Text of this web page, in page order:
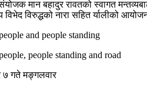
मान बहादुर रावतको स्वागत
विरुद्धको नारा सहित र्यालीको
७ गते मङ्गलवार